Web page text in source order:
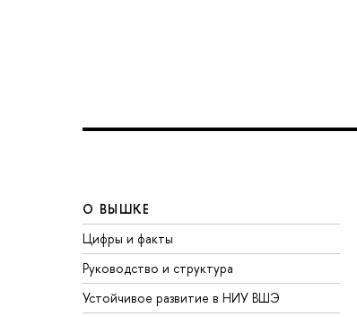
О ВЫШКЕ
Цифры и факты
Руководство и структура
Устойчивое развитие в НИУ ВШЭ